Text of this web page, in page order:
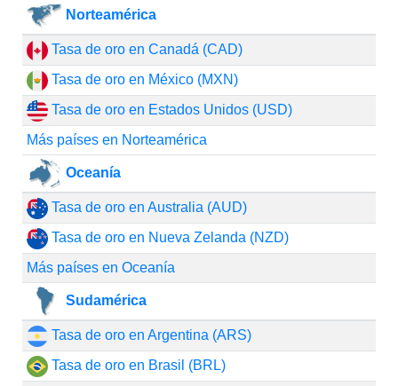
Norteamérica
Tasa de oro en Canadá (CAD)
Tasa de oro en México (MXN)
Tasa de oro en Estados Unidos (USD)
Más países en Norteamérica
Oceanía
Tasa de oro en Australia (AUD)
Tasa de oro en Nueva Zelanda (NZD)
Más países en Oceanía
Sudamérica
Tasa de oro en Argentina (ARS)
Tasa de oro en Brasil (BRL)